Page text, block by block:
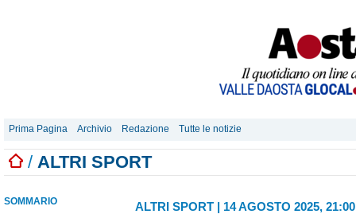
Prima Pagina Archivio Redazione Tutte le notizie
/ ALTRI SPORT
SOMMARIO ALTRI SPORT | 14 AGOSTO 2025, 21:00